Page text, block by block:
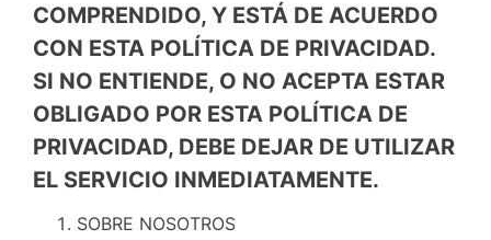
COMPRENDIDO, Y ESTÁ DE ACUERDO
CON ESTA POLÍTICA DE PRIVACIDAD.
SI NO ENTIENDE, O NO ACEPTA ESTAR
OBLIGADO POR ESTA POLÍTICA DE
PRIVACIDAD, DEBE DEJAR DE UTILIZAR
EL SERVICIO INMEDIATAMENTE.
SOBRE NOSOTROS